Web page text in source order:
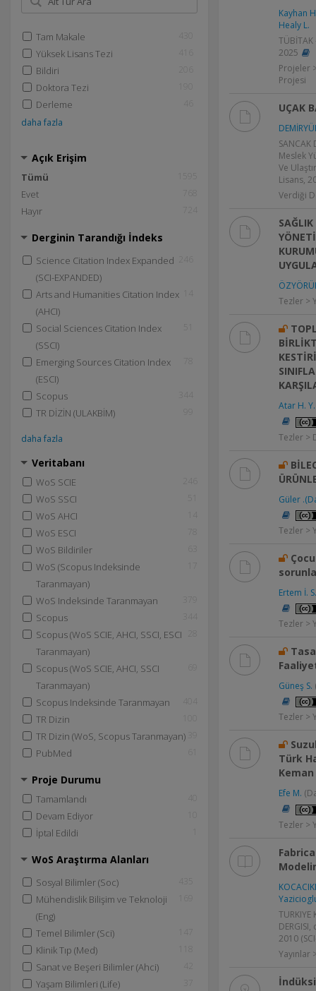
Tam Makale
Yüksek Lisans Tezi
Bildiri
Doktora Tezi
Derleme
daha fazla
Açık Erişim
Tümü
Evet
Hayır
Derginin Tarandığı İndeks
Science Citation Index Expanded
(SCI-EXPANDED)
Arts and Humanities Citation Index
(AHCI)
Social Sciences Citation Index
(SSCI)
Emerging Sources Citation Index
(ESCI)
Scopus
TR DİZİN (ULAKBİM)
daha fazla
Veritabanı
WoS SCIE
WoS SSCI
WoS AHCI
WoS ESCI
WoS Bildiriler
WoS (Scopus Indeksinde
Taranmayan)
WoS Indeksinde Taranmayan
Scopus
Scopus (WoS SCIE, AHCI, SSCI, ESCI
Taranmayan)
Scopus (WoS SCIE, AHCI, SSCI
Taranmayan)
Scopus Indeksinde Taranmayan
TR Dizin
TR Dizin (WoS, Scopus Taranmayan)
PubMed
Proje Durumu
Tamamlandı
Devam Ediyor
İptal Edildi
WoS Araştırma Alanları
Sosyal Bilimler (Soc)
Mühendislik Bilişim ve Teknoloji
(Eng)
Temel Bilimler (Sci)
Klinik Tıp (Med)
Sanat ve Beşeri Bilimler (Ahci)
Yaşam Bilimleri (Life)
Kayhan
Healy L.
2025
Projeler
Projesi
UÇAK
SANCAK
Meslek
Ve
Lisans,
Verdiği
Tezler >
Atar H. Y.
Tezler >
Güler
Tezler >
Ertem İ. S.
Tezler >
Güneş S.
Tezler >
Türk
Efe M.
Tezler >
TURKIYE
2010
Yayınlar